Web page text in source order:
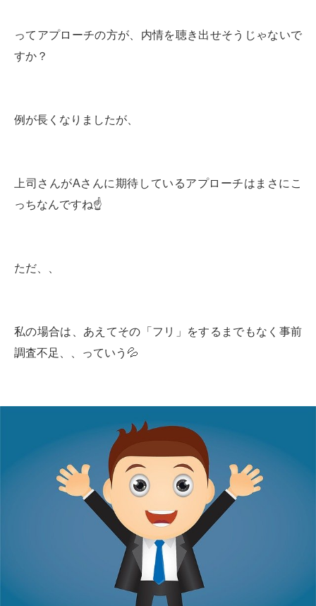
ってアプローチの方が、内情を聴き出せそうじゃないで
すか？
例が長くなりましたが、
上司さんがAさんに期待しているアプローチはまさにこ
っちなんですね☝️
ただ、、
私の場合は、あえてその「フリ」をするまでもなく事前
調査不足、、っていう💦